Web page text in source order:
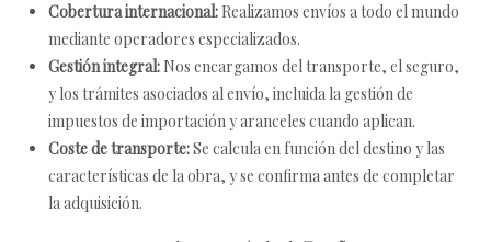
Cobertura internacional: Realizamos envíos a todo el mundo
mediante operadores especializados.
Gestión integral: Nos encargamos del transporte, el seguro,
y los trámites asociados al envío, incluida la gestión de
impuestos de importación y aranceles cuando aplican.
Coste de transporte:Se calcula en función del destino y las
características de la obra, y se confirma antes de completar
la adquisición.